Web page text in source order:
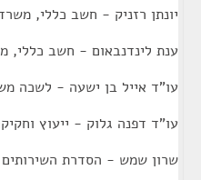
יונתן רזניק - חשב כללי,
ענת לינדנבאום - חשב כללי,
עו"ד אייל בן ישעה - לשכה
עו"ד דפנה גלוק - ייעוץ
שרון שמש - הסדרת